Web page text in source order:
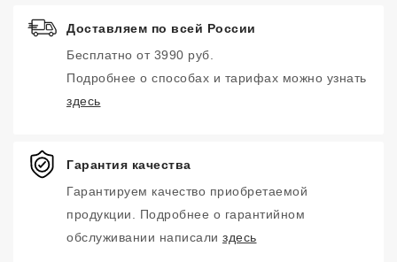
Доставляем по всей России
Бесплатно от 3990 руб.
Подробнее о способах и тарифах можно узнать
здесь
Гарантия качества
Гарантируем качество приобретаемой
продукции. Подробнее о гарантийном
обслуживании написали здесь